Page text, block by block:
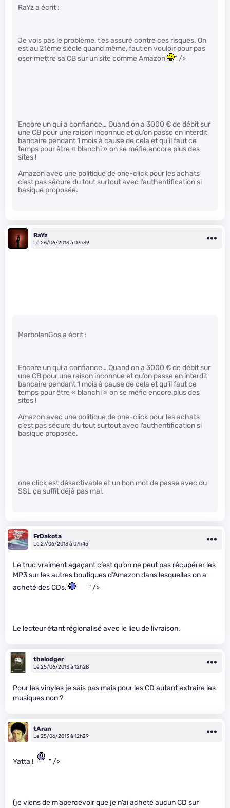
RaYz a écrit :
Je vois pas le problème, t’es assuré contre ces risques. On
est au 21ème siècle quand même, faut en vouloir pour pas
oser mettre sa CB sur un site comme Amazon
" />
Encore un qui a confiance… Quand on a 3000 € de débit sur
une CB pour une raison inconnue et qu’on passe en interdit
bancaire pendant 1 mois à cause de cela et qu’il faut ce
temps pour être « blanchi » on se méfie encore plus des
sites !
Amazon avec une politique de one-click pour les achats
c’est pas sécure du tout surtout avec l’authentification si
basique proposée.
RaYz
Le 26/06/2013 à 07h39
MarbolanGos a écrit :
Encore un qui a confiance… Quand on a 3000 € de débit sur
une CB pour une raison inconnue et qu’on passe en interdit
bancaire pendant 1 mois à cause de cela et qu’il faut ce
temps pour être « blanchi » on se méfie encore plus des
sites !
Amazon avec une politique de one-click pour les achats
c’est pas sécure du tout surtout avec l’authentification si
basique proposée.
one click est désactivable et un bon mot de passe avec du
SSL ça suffit déjà pas mal.
FrDakota
Le 27/06/2013 à 07h45
Le truc vraiment agaçant c’est qu’on ne peut pas récupérer les
MP3 sur les autres boutiques d’Amazon dans lesquelles on a
acheté des CDs.
" />
Le lecteur étant régionalisé avec le lieu de livraison.
thelodger
Le 25/06/2013 à 12h28
Pour les vinyles je sais pas mais pour les CD autant extraire les
musiques non ?
tAran
Le 25/06/2013 à 12h29
Yatta ! " />
(je viens de m’apercevoir que je n’ai acheté aucun CD sur